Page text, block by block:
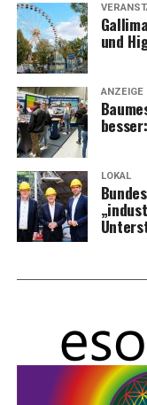
und
ANZEIGE
LOKAL